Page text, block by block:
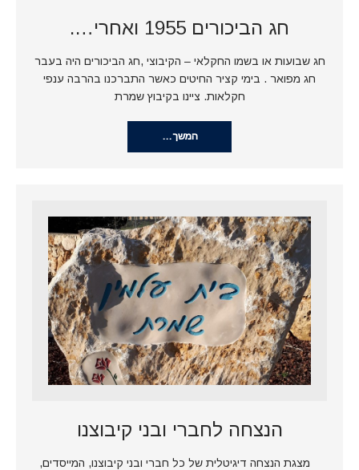
חג הביכורים 1955 ואחרי….
חג שבועות או בשמו החקלאי – הקיבוצי ,חג הביכורים היה בעבר
חג מפואר . בימי קציר החיטים כאשר התברכנו בהרבה ענפי
חקלאות. ציינו בקיבוץ שמרת
המשך…
הנצחה לחברי ובני קיבוצנו
מצגת הנצחה דיגיטלית של כל חברי ובני קיבוצנו, המייסדים,